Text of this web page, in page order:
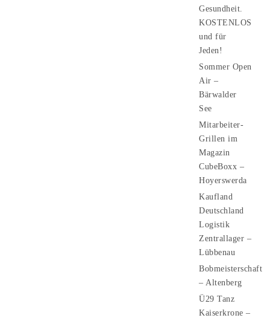
Gesundheit.
KOSTENLOS
und für
Jeden!
Sommer Open
Air –
Bärwalder
See
Mitarbeiter-
Grillen im
Magazin
CubeBoxx –
Hoyerswerda
Kaufland
Deutschland
Logistik
Zentrallager –
Lübbenau
Bobmeisterschaft
– Altenberg
Ü29 Tanz
Kaiserkrone –